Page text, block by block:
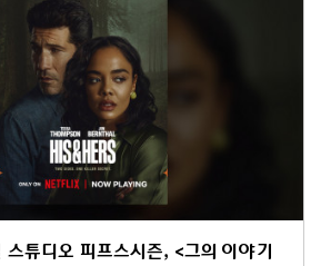
튜디오 피프스시즌, <그의 이야기